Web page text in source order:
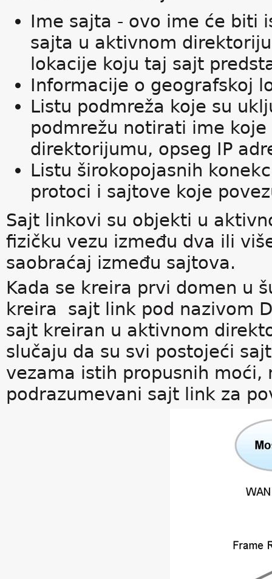
Ime sajta - ovo ime će biti
sajta u aktivnom
lokacije koju taj sajt
Informacije o geografskoj
Listu podmreža koje su
podmrežu notirati ime
direktorijumu, opseg IP
Listu širokopojasnih
protoci i sajtove koje
Sajt linkovi su objekti u
fizičku vezu između dva ili
saobraćaj između sajtova.
Kada se kreira prvi domen u
kreira sajt link pod nazivom
sajt kreiran u aktivnom
slučaju da su svi postojeći
vezama istih propusnih
podrazumevani sajt link za